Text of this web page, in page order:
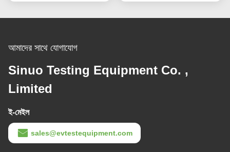
আমাদের সাথে যোগাযোগ
Sinuo Testing Equipment Co. ,
Limited
ই-মেইল
sales@evtestequipment.com